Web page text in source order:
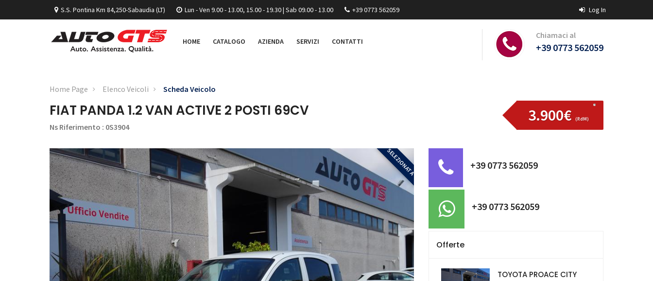
S.S. Pontina Km 84,250-Sabaudia (LT) Lun - Ven 9.00 - 13.00, 15.00 - 19.30 | Sab 09.00 - 13.00 +39 0773 562059 Log In
HOME CATALOGO AZIENDA SERVIZI CONTATTI
Chiamaci al
+39 0773 562059
Home Page Elenco Veicoli Scheda Veicolo
FIAT PANDA 1.2 VAN ACTIVE 2 POSTI 69CV
Ns Riferimento : 0S3904
3.900€ (RdM)
SELEZIONATA +39 0773 562059
+39 0773 562059
Offerte
TOYOTA PROACE CITY